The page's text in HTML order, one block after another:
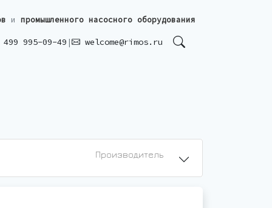
и промышленного насосного оборудования
499 995-09-49 | welcome@rimos.ru
Производитель